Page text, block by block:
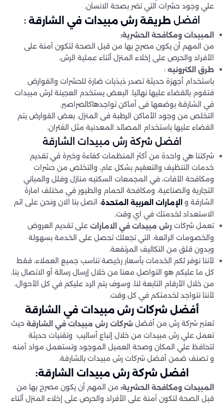
علي وجود حشرات التي تضر بصحة الانسان.
افضل طريقة رش مبيدات في الشارقة :
المبيدات ومكافحة الحشرية:
من المهم أن يكون مصرح بها من قبل الصحة لتكون آمنة على
الأفراد والحرص على إخلاء المنزل أثناء عملية الرش.
طرق الكترونيه :
باستخدام أجهزة حديثة تصدر ذبذبات ضارة للحشرات والقوارض
فتقوم بالقضاء عليها نهائيا. البعض يستخدم العجينة لرش مبيدات
في الشارقة بوضعها فى أماكن تواجدهاكالصراصير.
التخلص من وجود الأماكن الرطبة فى المنزل. بعض القوارض يتم
القضاء عليها باستخدام المصائد المعدنية مثل الفئران.
افضل شركة رش مبيدات الشارقة
شركتنا هي واحدة من أكثر المنظمات كفاءة وخبرة في تقديم
خدمات التنظيف والتعقيم بشكل عام، والتخلص من حشرات
ومكافحة الآفات، في المجمعات السكنيه منازل وفلل والمباني
التجارية والصناعية، ومكافحة الحمام والطيور في مختلف امارة
الشارقة و
الإمارات العربية المتحدة، اتصل بنا الان ونحن على اتم
الاستعداد لخدمتك في اي وقت.
تعمل شركات رش مبيدات في الامارات على تقديم العروض
والخصومات الرائعة، التي تجعلك تحصل على الخدمة بسهولة
وبدون قلق من التكاليف المرتفعة.
لأننا نوفر لكم الخدمات بأسعار رخيصة تناسب جميع العملاء، فقط
كل ما عليكم هو التواصل معنا من خلال إرسال رسالة أو الاتصال بنا،
من خلال الأرقام التابعة لنا، وسوف يتم الرد عليكم في كل الأحوال،
لأننا نتواجد لخدمتكم في كل وقت.
أفضل شركات رش مبيدات في الشارقة
تعتبر شركة رش من أفضل شركات رش مبيدات في الشارقة حيث
تعمل علي رش مبيدات من خلال إتباع أساليب وتقنيات حديثة
لتحافظ علي المكان وصحة العميل الموجود وتستعمل مواد آمنه
و تصنف ضمن أفضل شركات رش مبيدات بالشارقة.
افضل شركة رش مبيدات الشارقة:
المبيدات ومكافحة الحشرية: من المهم أن يكون مصرح بها من
قبل الصحة لتكون آمنة على الأفراد والحرص على إخلاء المنزل أثناء